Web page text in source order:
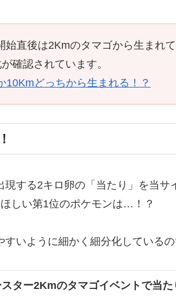
始直後は2Kmのタマゴから生まれ
確認されています。
10Kmどっちから生まれる！？
する2キロ卵の「当たり」を当サ
しい第1位のポケモンは…！？
いように細かく細分化している
ター2Kmのタマゴイベントで当た